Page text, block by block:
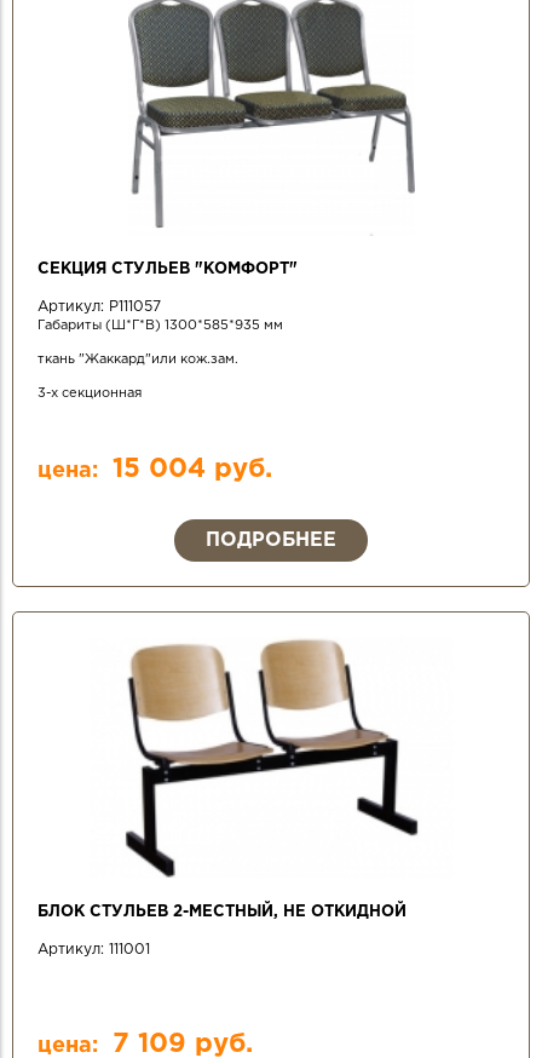
СЕКЦИЯ СТУЛЬЕВ "КОМФОРТ"
Артикул: Р111057
Габариты (Ш*Г*В) 1300*585*935 мм
ткань "Жаккард"или кож.зам.
3-х секционная
цена: 15 004 руб.
ПОДРОБНЕЕ
БЛОК СТУЛЬЕВ 2-МЕСТНЫЙ, НЕ ОТКИДНОЙ
Артикул: 111001
цена: 7 109 руб.